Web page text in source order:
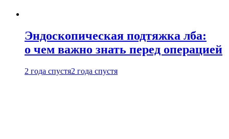
Эндоскопическая подтяжка лба:
о чем важно знать перед операцией
2 года спустя2 года спустя